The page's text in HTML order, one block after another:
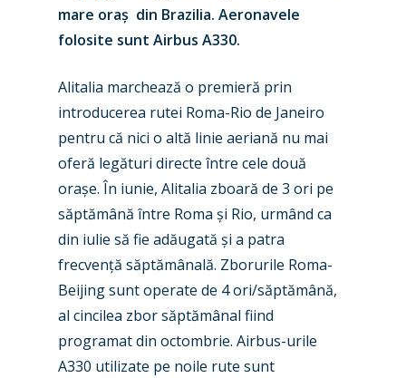
mare oraș din Brazilia. Aeronavele
folosite sunt Airbus A330.
Alitalia marchează o premieră prin
introducerea rutei Roma-Rio de Janeiro
pentru că nici o altă linie aeriană nu mai
oferă legături directe între cele două
orașe. În iunie, Alitalia zboară de 3 ori pe
săptămână între Roma și Rio, urmând ca
din iulie să fie adăugată și a patra
frecvență săptămânală. Zborurile Roma-
Beijing sunt operate de 4 ori/săptămână,
al cincilea zbor săptămânal fiind
programat din octombrie. Airbus-urile
A330 utilizate pe noile rute sunt
New Routes
Industry
Accidents / Incidents
Airshows
Dubai 2025
Paris 2025
Farnborough 2024
Paris 2023
Business Jets
Military
Trip Reports
Marketplace